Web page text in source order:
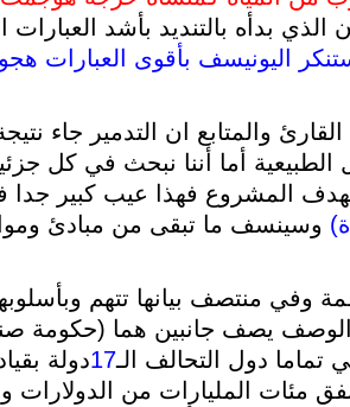
الذي بدأه بالتنديد بأشد
اليونيسف بأقوى العبارات
والمتابع ان التدمير جاء
الطبيعية أما أننا نبحث في كل
المشروع فهذا عيب كبير جدا
وسينسف ما تبقى من مبادئ
وفي منتصف بيانها تتهم
يصف جانبين هما (حكومة
تماما دول التحالف الـ17دولة
مئات المليارات من الدولارات